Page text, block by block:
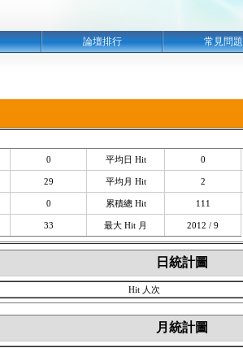
論壇排行 常見問題
0 平均日 Hit 0
29 平均月 Hit 2
0 累積總 Hit 111
33 最大 Hit 月 2012 / 9
日統計圖
Hit 人次
月統計圖